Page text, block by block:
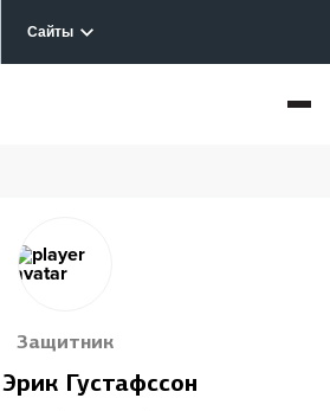
Сайты
Защитник
Эрик Густафссон